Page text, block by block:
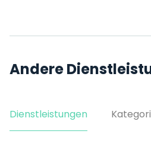
Andere
Dienstleistungen